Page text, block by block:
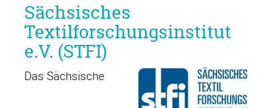
Sächsisches
Textilforschungsinstitut
e.V. (STFI)
Das Sächsische